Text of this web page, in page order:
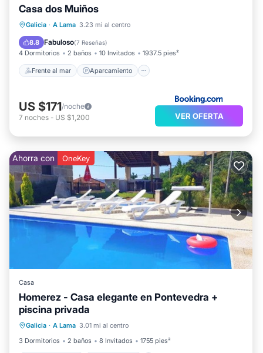
Casa dos Muiños
Galicia · A Lama 3.23 mi al centro
8.8 Fabuloso(7 Reseñas)
4 Dormitorios 2 baños 10 Invitados 1937.5 pies²
Frente al mar Aparcamiento
Frente al mar Aparcamiento
Vista al mar
US $171/noche
7 noches - US $1,200 VER OFERTA
Ahorra con OneKey
Casa
Homerez - Casa elegante en Pontevedra +
piscina privada
Galicia · A Lama 3.01 mi al centro
3 Dormitorios
2 baños 8 Invitados 1755 pies²
Piscina privada
Bañera de hidromasaje